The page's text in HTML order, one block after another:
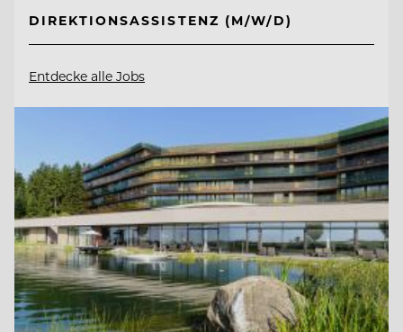
DIREKTIONSASSISTENZ (M/W/D)
Entdecke alle Jobs